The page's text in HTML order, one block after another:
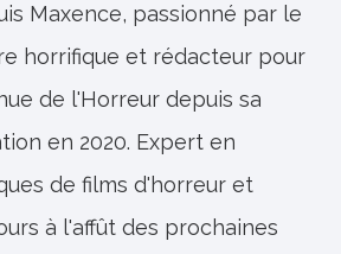
Maxence, passionné par le
horrifique et rédacteur pour
de l'Horreur depuis sa
en 2020. Expert en
de films d'horreur et
à l'affût des prochaines